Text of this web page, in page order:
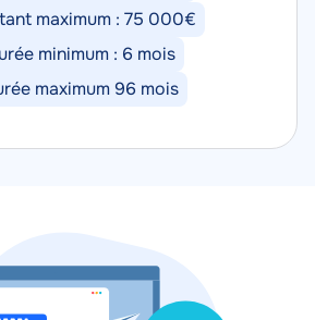
maximum : 75 000€
minimum : 6 mois
maximum 96 mois